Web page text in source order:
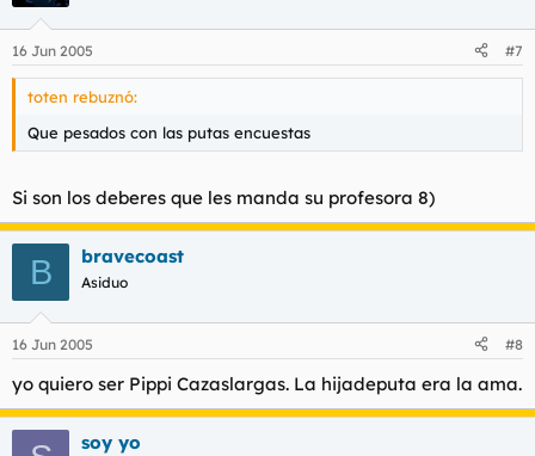
16 Jun 2005 #7
toten rebuznó:
Que pesados con las putas encuestas
Si son los deberes que les manda su profesora 8)
B bravecoast
Asiduo
16 Jun 2005 #8
yo quiero ser Pippi Cazaslargas. La hijadeputa era la ama.
soy yo